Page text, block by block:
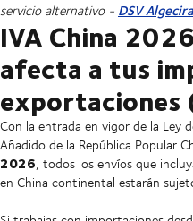
servicio alternativo - DSV
IVA China
afecta a tus
exportaciones
Con la entrada en vigor de la Ley
Añadido de la República Popular
2026, todos los envíos que
en China continental estarán